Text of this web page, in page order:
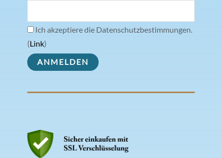
Ich akzeptiere die Datenschutzbestimmungen.
(Link)